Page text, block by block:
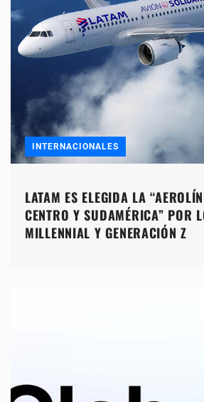
INTERNACIONALES
LATAM ES ELEGIDA LA
CENTRO Y SUDAMÉRICA” POR
MILLENNIAL Y GENERACIÓN Z